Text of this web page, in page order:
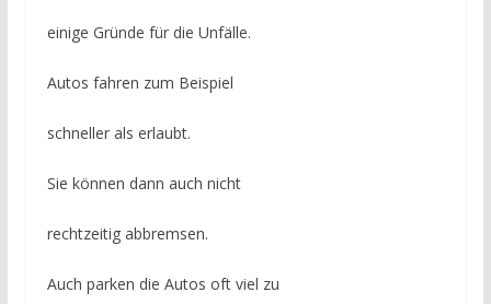
einige Gründe für die Unfälle.
Autos fahren zum Beispiel
schneller als erlaubt.
Sie können dann auch nicht
rechtzeitig abbremsen.
Auch parken die Autos oft viel zu